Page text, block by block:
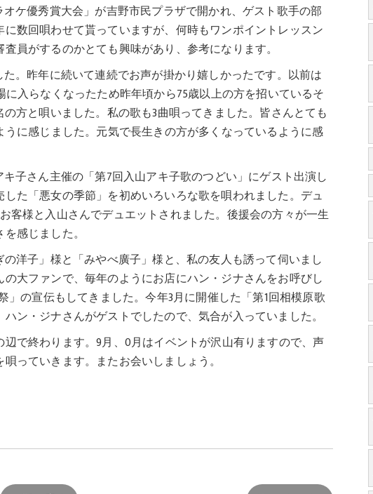
ケ優秀賞大会」が吉野市民プラザで開かれ、ゲスト歌手の部
数回唄わせて貰っていますが、何時もワンポイントレッスン
員がするのかとても興味があり、参考になります。
。昨年に続いて連続でお声が掛かり嬉しかったです。以前は
入らなくなったため昨年頃から75歳以上の方を招いているそ
方と唄いました。私の歌も3曲唄ってきました。皆さんとても
に感じました。元気で長生きの方が多くなっているように感
子さん主催の「第7回入山アキ子歌のつどい」にゲスト出演し
た「悪女の季節」を初めいろいろな歌を唄われました。デュ
客様と入山さんでデュエットされました。後援会の方々が一生
感じました。
洋子」様と「みやべ廣子」様と、私の友人も誘って伺いまし
大ファンで、毎年のようにお店にハン・ジナさんをお呼びし
」の宣伝もしてきました。今年3月に開催した「第1回相模原歌
ン・ジナさんがゲストでしたので、気合が入っていました。
で終わります。9月、0月はイベントが沢山有りますので、声
っていきます。またお会いしましょう。